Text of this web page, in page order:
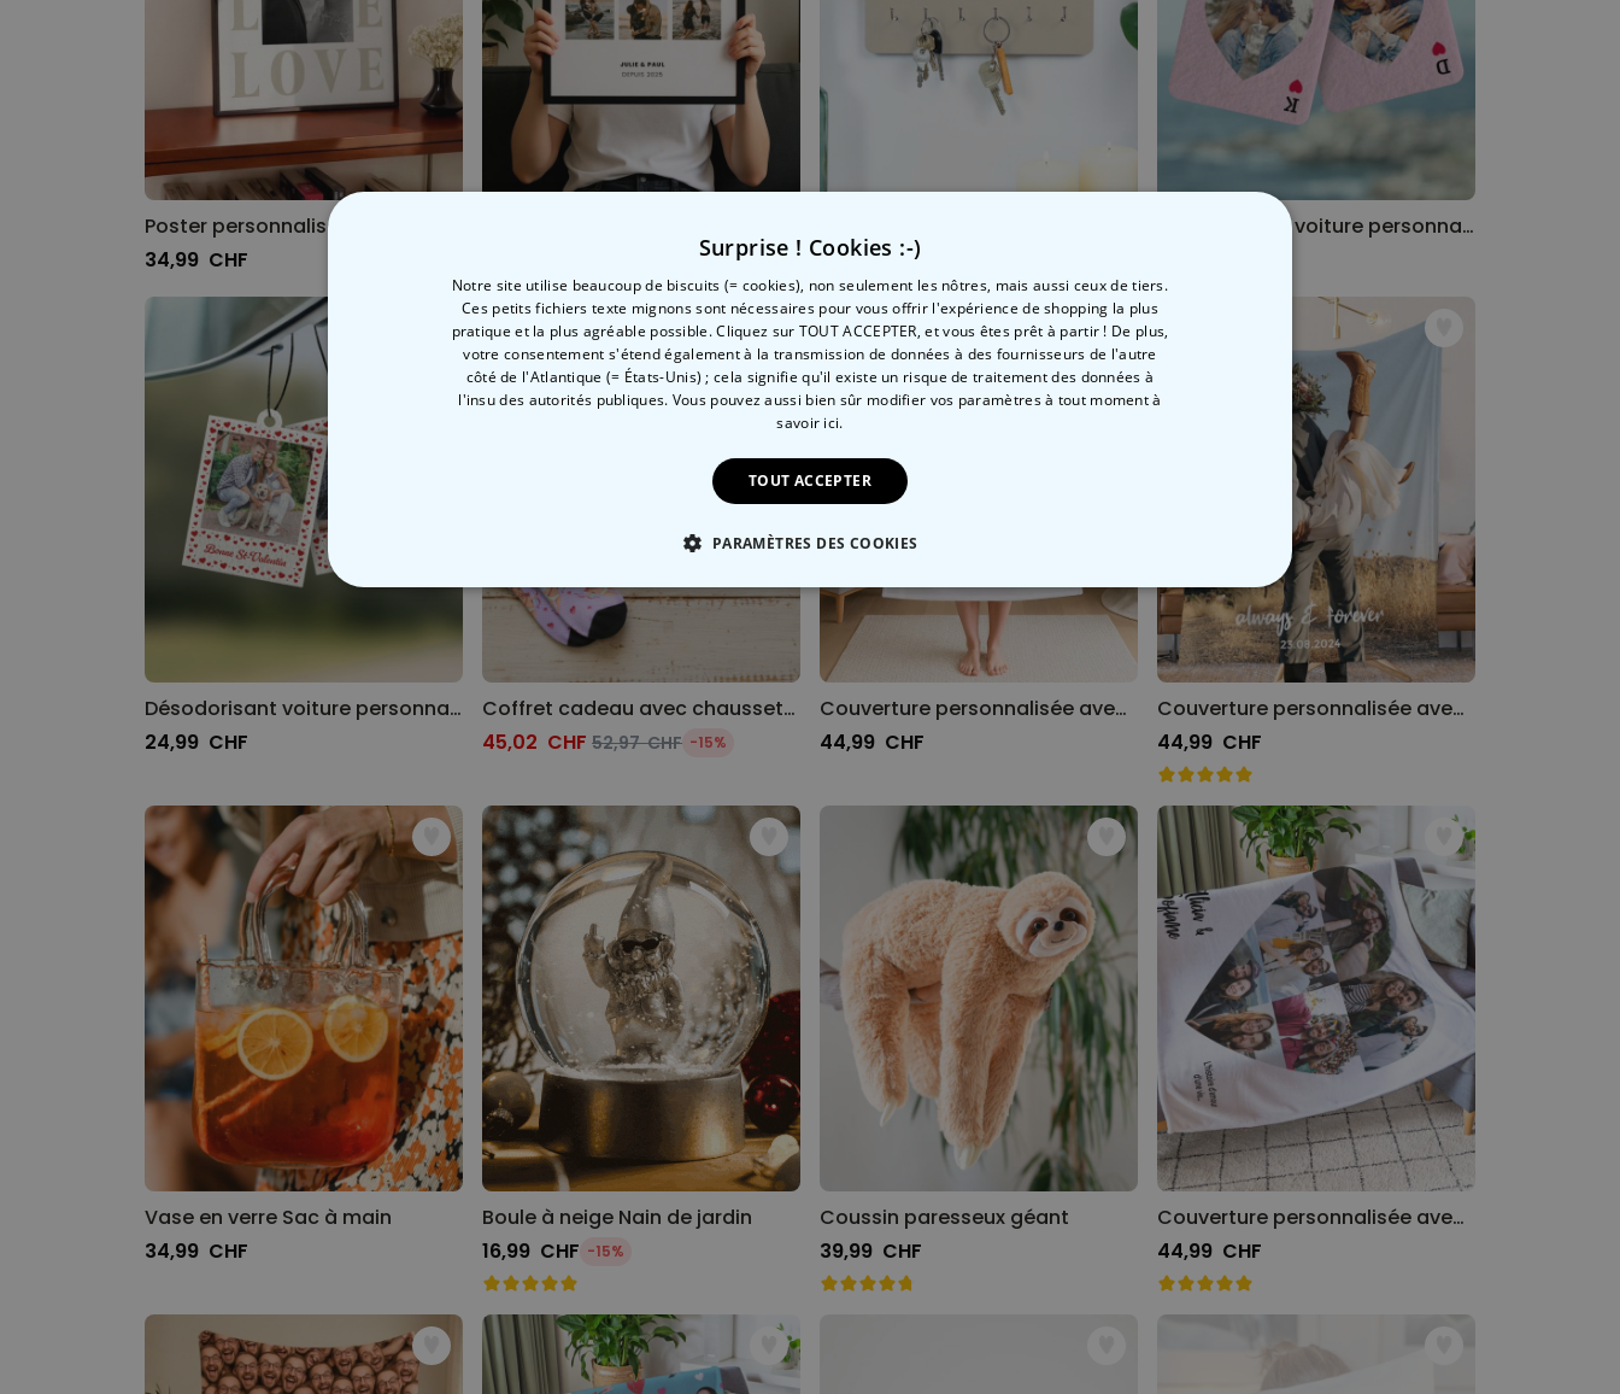
34,99 CHF
29,99 CHF
Désodorisant voiture personnalisé Cœur avec photo
Désodorisant voiture personnalisé Design polaroïd avec cœurs - Lot de 2
24,99 CHF
Coffret cadeau avec chaussettes, chauffe-mains et confettis de bain
45,02 CHF 52,97 CHF -15%
Couverture personnalisée avec photo et chanson
44,99 CHF
Couverture personnalisée avec photo et texte
44,99 CHF
Vase en verre Sac à main
34,99 CHF
Boule à neige Nain de jardin
16,99 CHF -15%
Coussin paresseux géant
39,99 CHF
Couverture personnalisée avec cœur et texte
44,99 CHF
Surprise ! Cookies :-)
Notre site utilise beaucoup de biscuits (= cookies), non seulement les nôtres, mais aussi ceux de tiers.
Ces petits fichiers texte mignons sont nécessaires pour vous offrir l'expérience de shopping la plus
pratique et la plus agréable possible. Cliquez sur TOUT ACCEPTER, et vous êtes prêt à partir ! De plus,
votre consentement s'étend également à la transmission de données à des fournisseurs de l'autre
côté de l'Atlantique (= États-Unis) ; cela signifie qu'il existe un risque de traitement des données à
l'insu des autorités publiques. Vous pouvez aussi bien sûr modifier vos paramètres à tout moment à
savoir ici.
TOUT ACCEPTER
PARAMÈTRES DES COOKIES
STRICTEMENT NÉCESSAIRE PERFORMANCE COMMERCIALISATION NON CLASSÉ